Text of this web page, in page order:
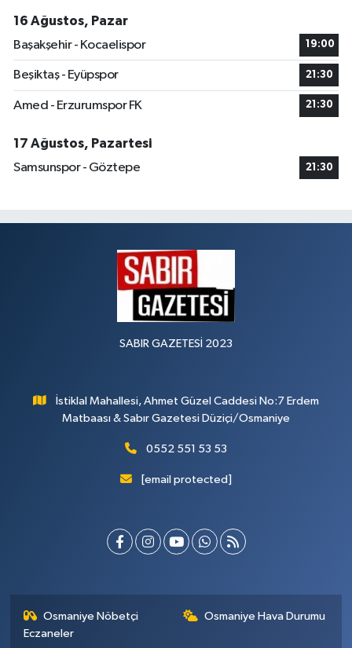
16 Ağustos, Pazar
Başakşehir - Kocaelispor
19:00
Beşiktaş - Eyüpspor 21:30
Amed - Erzurumspor FK 21:30
17 Ağustos, Pazartesi
Samsunspor - Göztepe
21:30
SABIR GAZETESİ 2023
İstiklal Mahallesi, Ahmet Güzel Caddesi No:7 Erdem
Matbaası & Sabır Gazetesi Düziçi/Osmaniye
0552 551 53 53
[email protected]
Osmaniye Nöbetçi
Eczaneler
Osmaniye Hava Durumu